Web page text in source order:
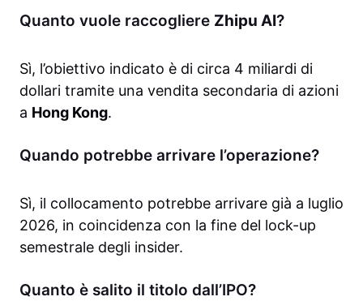
Quanto vuole raccogliere Zhipu AI?
Sì, l’obiettivo indicato è di circa 4 miliardi di
dollari tramite una vendita secondaria di azioni
a Hong Kong.
Quando potrebbe arrivare l’operazione?
Sì, il collocamento potrebbe arrivare già a luglio
2026, in coincidenza con la fine del lock-up
semestrale degli insider.
Quanto è salito il titolo dall’IPO?